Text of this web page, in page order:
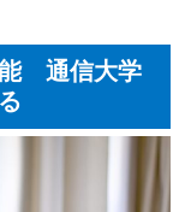
能 通信大学